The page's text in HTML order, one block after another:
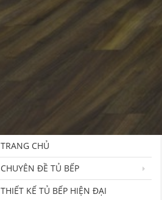
TRANG CHỦ
CHUYÊN ĐỀ TỦ BẾP
THIẾT KẾ TỦ BẾP HIỆN ĐẠI